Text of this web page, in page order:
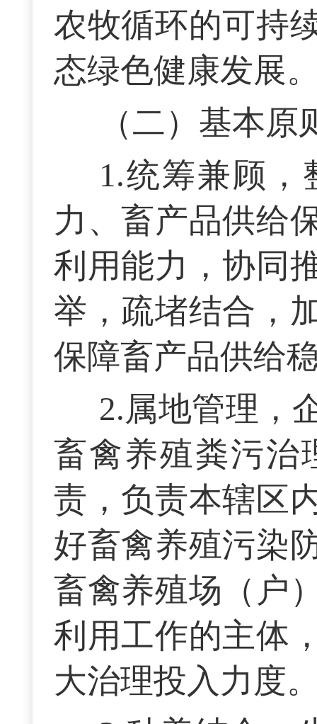
农牧循环的可持
态绿色健康发展
（二）基本原
1.统筹兼顾
力、畜产品供给
利用能力，协同
举，疏堵结合，
保障畜产品供给
2.属地管理，
畜禽养殖粪污治
责，负责本辖区
好畜禽养殖污染
畜禽养殖场（户
利用工作的主体
大治理投入力度